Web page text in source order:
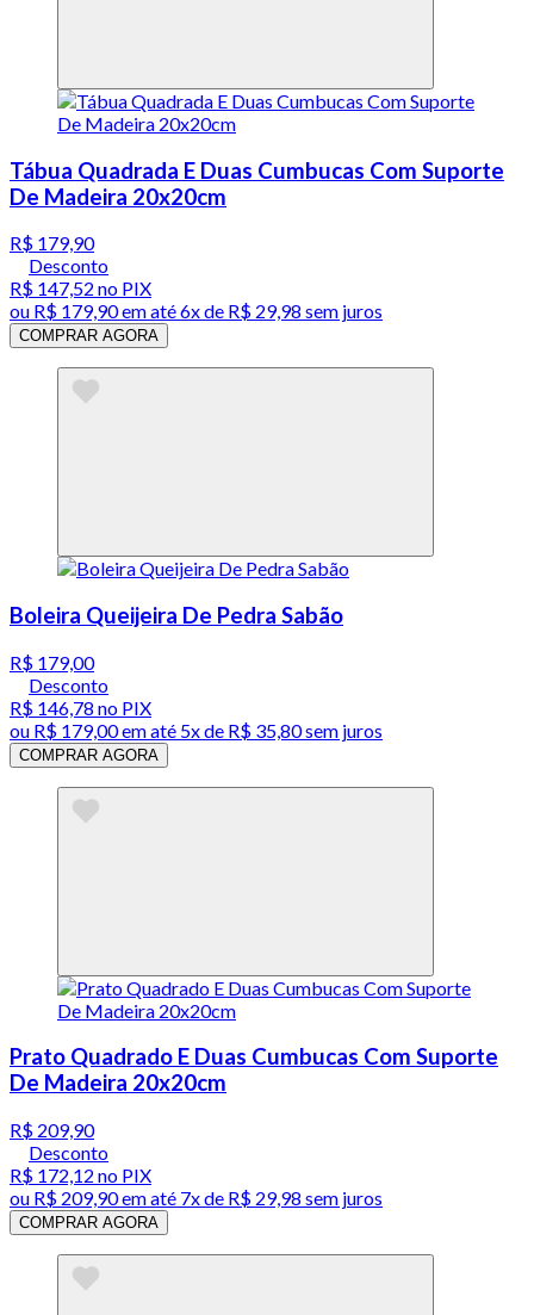
Tábua Quadrada E Duas Cumbucas Com Suporte
De Madeira 20x20cm
R$ 179,90
Desconto
R$ 147,52 no PIX
ou R$ 179,90em até6x de R$ 29,98 sem juros
COMPRAR AGORA
Boleira Queijeira De Pedra Sabão
R$ 179,00
Desconto
R$ 146,78 no PIX
ou R$ 179,00em até 5x de R$ 35,80 sem juros
COMPRAR AGORA
Prato Quadrado E Duas Cumbucas Com Suporte
De Madeira 20x20cm
R$ 209,90
Desconto
R$ 172,12 no PIX
ou R$ 209,90em até 7x de R$ 29,98 sem juros
COMPRAR AGORA